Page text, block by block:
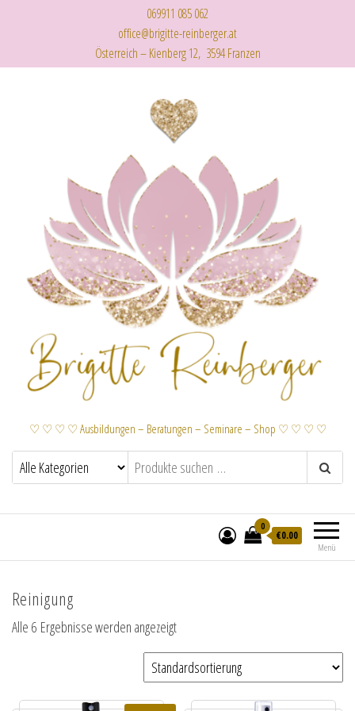
069911 085 062
office@brigitte-reinberger.at
Österreich – Kienberg 12, 3594 Franzen
♡ ♡ ♡ ♡ Ausbildungen – Beratungen – Seminare – Shop ♡ ♡ ♡ ♡
Menü
0
€0.00
Reinigung
Alle 6 Ergebnisse werden angezeigt